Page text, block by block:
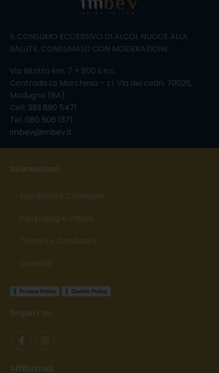
IL CONSUMO ECCESSIVO DI ALCOL NUOCE ALLA
SALUTE, CONSUMALO CON MODERAZIONE
Via Bitritto km. 7 + 800 s.n.c.
Contrada La Marchesa – z.i. Via dei cedri, 70026,
Modugno (BA)
Cell: 393 890 5471
Tel: 080 506 1371
imbev@imbev.it
Informazioni
Spedizioni e Consegne
Packaging e imballi
Termini e Condizioni
Contatti
Privacy Policy Cookie Policy
Seguici su
Affiliazioni